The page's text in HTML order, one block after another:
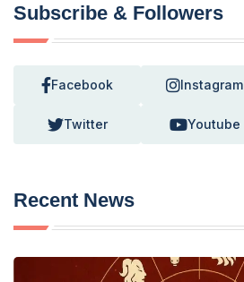
Subscribe & Followers
Facebook Instagram
Twitter Youtube
Recent News